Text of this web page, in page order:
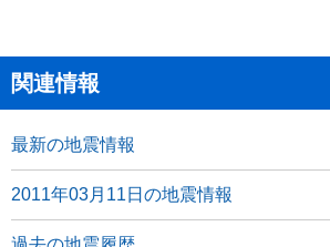
関連情報
最新の地震情報
2011年03月11日の地震情報